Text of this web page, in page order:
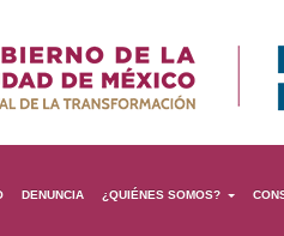
DENUNCIA ¿QUIÉNES SOMOS?